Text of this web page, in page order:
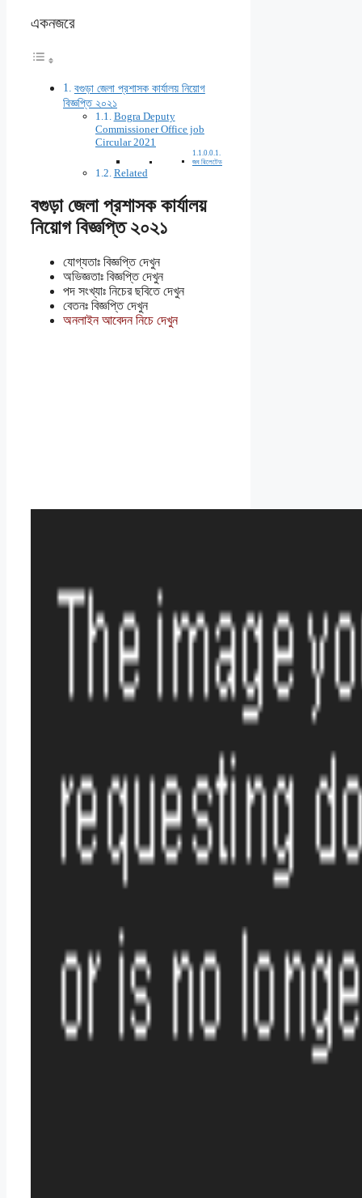
একনজরে
বগুড়া জেলা প্রশাসক কার্যালয় নিয়োগ
বিজ্ঞপ্তি ২০২১
Bogra Deputy
Commissioner Office job
Circular 2021
জব রিলেটেড
Related
বগুড়া জেলা প্রশাসক কার্যালয়
নিয়োগ বিজ্ঞপ্তি ২০২১
যোগ্যতাঃ বিজ্ঞপ্তি দেখুন
অভিজ্ঞতাঃ বিজ্ঞপ্তি দেখুন
পদ সংখ্যাঃ নিচের ছবিতে দেখুন
বেতনঃ বিজ্ঞপ্তি দেখুন
অনলাইন আবেদন নিচে দেখুন